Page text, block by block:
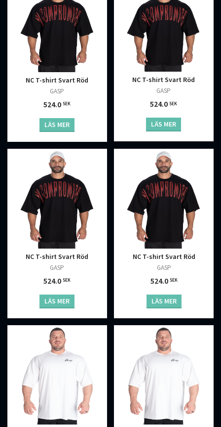
NC T-shirt Svart Röd
GASP
524.0SEK
LÄS MER
NC T-shirt Svart Röd
GASP
524.0SEK
LÄS MER
NC T-shirt Svart Röd
GASP
524.0SEK
LÄS MER
NC T-shirt Svart Röd
GASP
524.0 SEK
LÄS MER